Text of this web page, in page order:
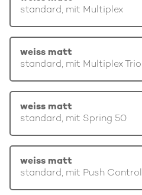
standard, mit Multiplex
weiss matt
standard, mit Multiplex Trio
weiss matt
standard, mit Spring 50
weiss matt
standard, mit Push Control